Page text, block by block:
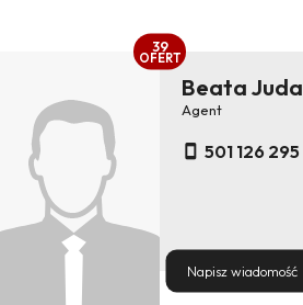
Beata Juda
Agent
501 126 295
Napisz wiadomość
39
OFERT